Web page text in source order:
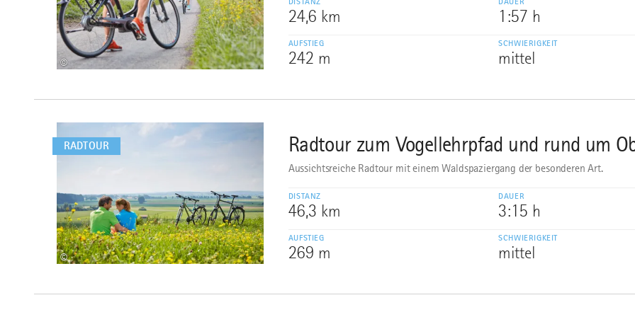
©
24,6 km 1:57 h
AUFSTIEG
242 m
SCHWIERIGKEIT
mittel
RADTOUR
2
Radtour zum Vogellehrpfad und rund um
©
Aussichtsreiche Radtour mit einem Waldspaziergang der besonderen Art.
DISTANZ
46,3 km
DAUER
3:15 h
AUFSTIEG
269 m
SCHWIERIGKEIT
mittel